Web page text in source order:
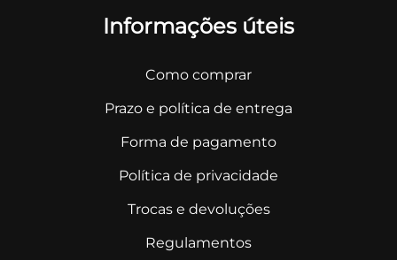
Informações úteis
Como comprar
Prazo e política de entrega
Forma de pagamento
Política de privacidade
Trocas e devoluções
Regulamentos